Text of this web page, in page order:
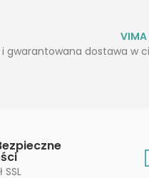
i gwarantowana dostawa w
SSL